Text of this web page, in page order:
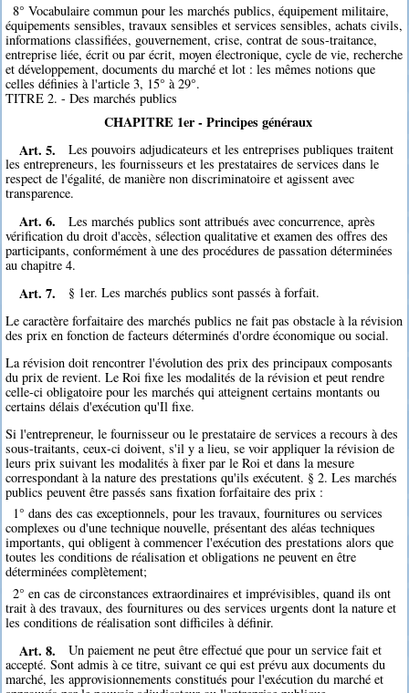
8° Vocabulaire commun pour les marchés publics, équipement militaire,
équipements sensibles, travaux sensibles et services sensibles, achats civils,
informations classifiées, gouvernement, crise, contrat de sous-traitance,
entreprise liée, écrit ou par écrit, moyen électronique, cycle de vie, recherche
et développement, documents du marché et lot : les mêmes notions que
celles définies à l'article 3, 15° à 29°.
TITRE 2. - Des marchés publics
CHAPITRE 1er - Principes généraux
Art. 5.
Les pouvoirs adjudicateurs et les entreprises publiques traitent
les entrepreneurs, les fournisseurs et les prestataires de services dans le
respect de l'égalité, de manière non discriminatoire et agissent avec
transparence.
Art. 6.
Les marchés publics sont attribués avec concurrence, après
vérification du droit d'accès, sélection qualitative et examen des offres des
participants, conformément à une des procédures de passation déterminées
au chapitre 4.
Art. 7.
§ 1er. Les marchés publics sont passés à forfait.
Le caractère forfaitaire des marchés publics ne fait pas obstacle à la révision
des prix en fonction de facteurs déterminés d'ordre économique ou social.
La révision doit rencontrer l'évolution des prix des principaux composants
du prix de revient. Le Roi fixe les modalités de la révision et peut rendre
celle-ci obligatoire pour les marchés qui atteignent certains montants ou
certains délais d'exécution qu'Il fixe.
Si l'entrepreneur, le fournisseur ou le prestataire de services a recours à des
sous-traitants, ceux-ci doivent, s'il y a lieu, se voir appliquer la révision de
leurs prix suivant les modalités à fixer par le Roi et dans la mesure
correspondant à la nature des prestations qu'ils exécutent. § 2. Les marchés
publics peuvent être passés sans fixation forfaitaire des prix :
1° dans des cas exceptionnels, pour les travaux, fournitures ou services
complexes ou d'une technique nouvelle, présentant des aléas techniques
importants, qui obligent à commencer l'exécution des prestations alors que
toutes les conditions de réalisation et obligations ne peuvent en être
déterminées complètement;
2° en cas de circonstances extraordinaires et imprévisibles, quand ils ont
trait à des travaux, des fournitures ou des services urgents dont la nature et
les conditions de réalisation sont difficiles à définir.
Art. 8.
Un paiement ne peut être effectué que pour un service fait et
accepté. Sont admis à ce titre, suivant ce qui est prévu aux documents du
marché, les approvisionnements constitués pour l'exécution du marché et